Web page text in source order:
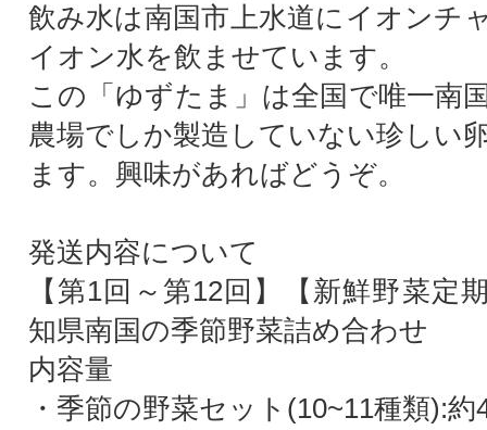
飲み水は南国市上水道にイオンチ
イオン水を飲ませています。
この「ゆずたま」は全国で唯一南
農場でしか製造していない珍しい
ます。興味があればどうぞ。
発送内容について
【第1回～第12回】【新鮮野菜定
知県南国の季節野菜詰め合わせ
内容量
・季節の野菜セット(10~11種類):約